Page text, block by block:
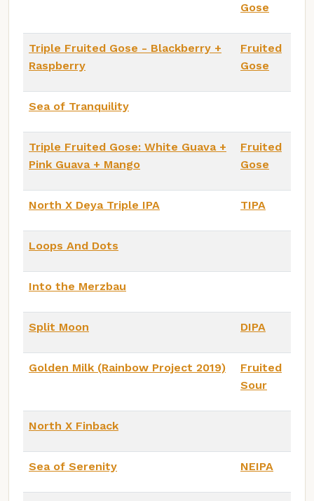
Gose
Triple Fruited Gose - Blackberry +
Raspberry
Fruited
Gose
Sea of Tranquility
Triple Fruited Gose: White Guava +
Pink Guava + Mango
Fruited
Gose
North X Deya Triple IPA TIPA
Loops And Dots
Into the Merzbau
Split Moon DIPA
Golden Milk (Rainbow Project 2019)
Fruited
Sour
North X Finback
Sea of Serenity NEIPA